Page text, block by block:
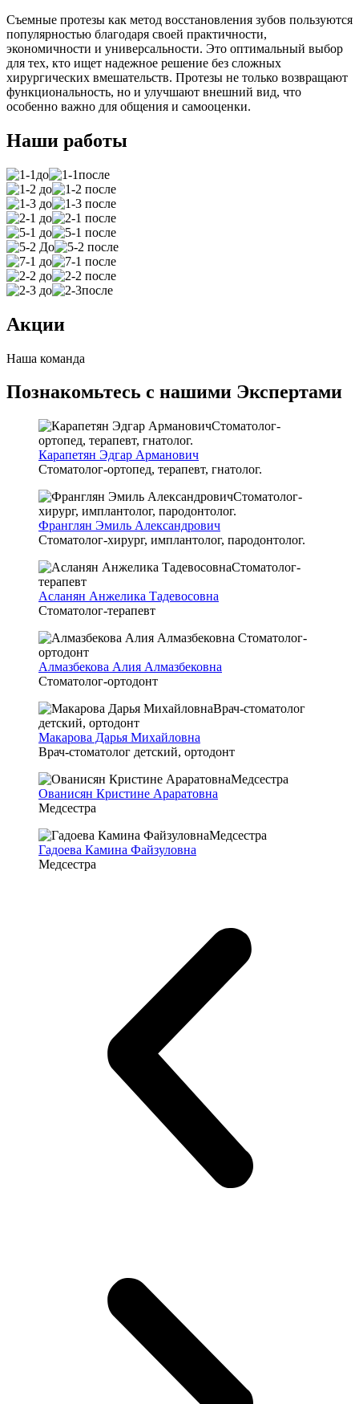
Съемные протезы как метод восстановления зубов пользуются
популярностью благодаря своей практичности,
экономичности и универсальности. Это оптимальный выбор
для тех, кто ищет надежное решение без сложных
хирургических вмешательств. Протезы не только возвращают
функциональность, но и улучшают внешний вид, что
особенно важно для общения и самооценки.
Наши работы
Акции
Наша команда
Познакомьтесь с нашими Экспертами
Карапетян Эдгар Арманович
Стоматолог-ортопед, терапевт, гнатолог.
Франглян Эмиль Александрович
Стоматолог-хирург, имплантолог, пародонтолог.
Асланян Анжелика Тадевосовна
Стоматолог-терапевт
Алмазбекова Алия Алмазбековна
Стоматолог-ортодонт
Макарова Дарья Михайловна
Врач-стоматолог детский, ортодонт
Ованисян Кристине Араратовна
Медсестра
Гадоева Камина Файзуловна
Медсестра